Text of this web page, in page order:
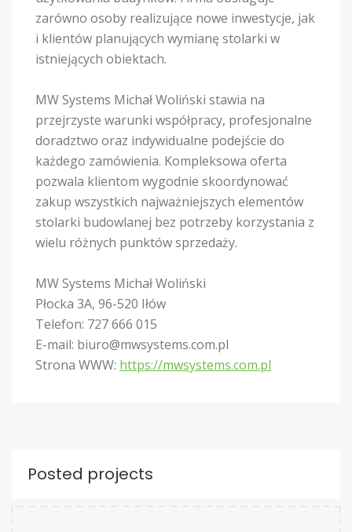
zarówno osoby realizujące nowe inwestycje, jak
i klientów planujących wymianę stolarki w
istniejących obiektach.
MW Systems Michał Woliński stawia na
przejrzyste warunki współpracy, profesjonalne
doradztwo oraz indywidualne podejście do
każdego zamówienia. Kompleksowa oferta
pozwala klientom wygodnie skoordynować
zakup wszystkich najważniejszych elementów
stolarki budowlanej bez potrzeby korzystania z
wielu różnych punktów sprzedaży.
MW Systems Michał Woliński
Płocka 3A, 96-520 Iłów
Telefon: 727 666 015
E-mail: biuro@mwsystems.com.pl
Strona WWW: https://mwsystems.com.pl
Posted projects